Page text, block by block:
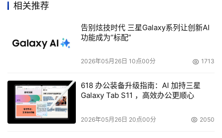
相关推荐
告别炫技时代 三星Galaxy系列让创新AI
功能成为“标配”
2026年05月26日 10点00分 1713
618 办公装备升级指南：AI 加持三星
Galaxy Tab S11 ，高效办公更顺心
2026年05月26日 20点00分 2050